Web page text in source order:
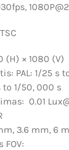
(H) × 1080 (V)
PAL: 1/25 s
to 1/50, 000 s
0.01
3.6 mm, 6